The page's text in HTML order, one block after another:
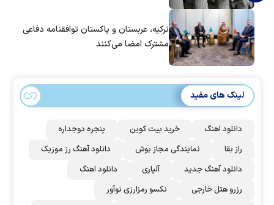
ترکیه، عربستان و پاکستان توافقنامه دفاعی
مشترک امضا می‌کنند
لینک های مفید
دانلود اهنگ خرید بیت کوین
پنجره دوجداره
راز بقا
نمایندگی مجاز بوش
دانلود آهنگ رز‌ موزیک
دانلود آهنگ جدید
آلپاری
دانلود اهنگ
رزرو هتل خارجی
نکسو رمزارزی نوآور